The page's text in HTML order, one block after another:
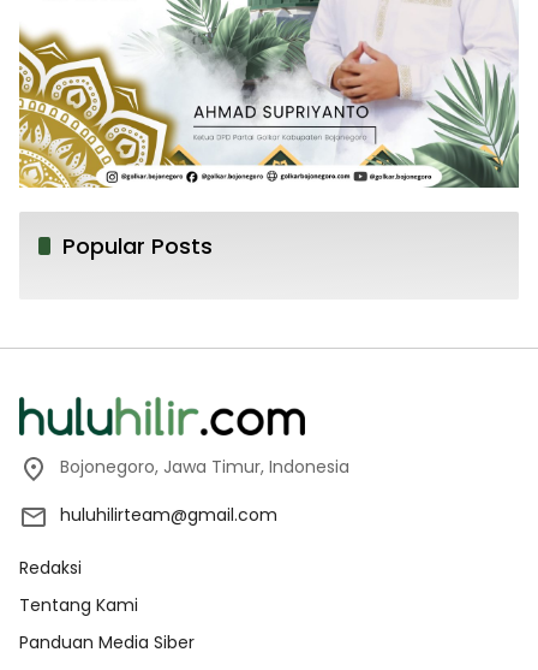
Popular Posts
Bojonegoro, Jawa Timur, Indonesia
huluhilirteam@gmail.com
Redaksi
Tentang Kami
Panduan Media Siber